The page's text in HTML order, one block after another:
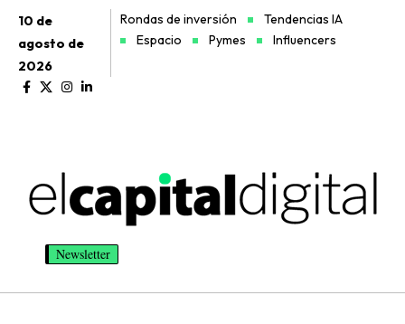
10 de
agosto de
2026
Rondas de inversión
Tendencias IA
Espacio
Pymes Influencers
Newsletter